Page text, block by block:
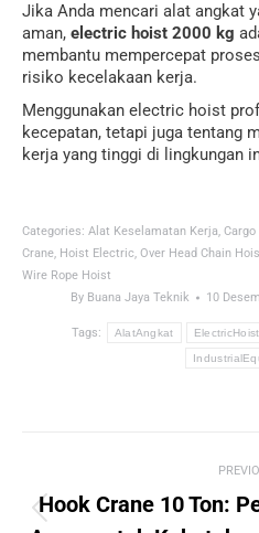
Jika Anda mencari alat angkat
aman, electric hoist 2000 kg
membantu mempercepat
risiko kecelakaan kerja.
Menggunakan electric hoist
kecepatan, tetapi juga tentang
kerja yang tinggi di lingkungan
Categories: Alat Keselamatan Kerja, Cargo
Crane, Hoist Electric, Over Head Chain
Wire Rope Hoist
By Buana Jaya Teknik 10
Tags: AlatAngkat ElectricHoist
Hook Crane 10 Ton: